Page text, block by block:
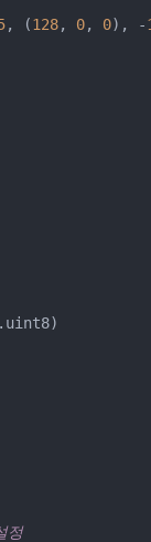
, (128, 0, 0), -
정